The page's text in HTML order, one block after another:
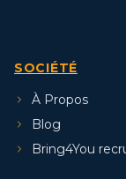
SOCIÉTÉ
À Propos
Blog
Bring4You